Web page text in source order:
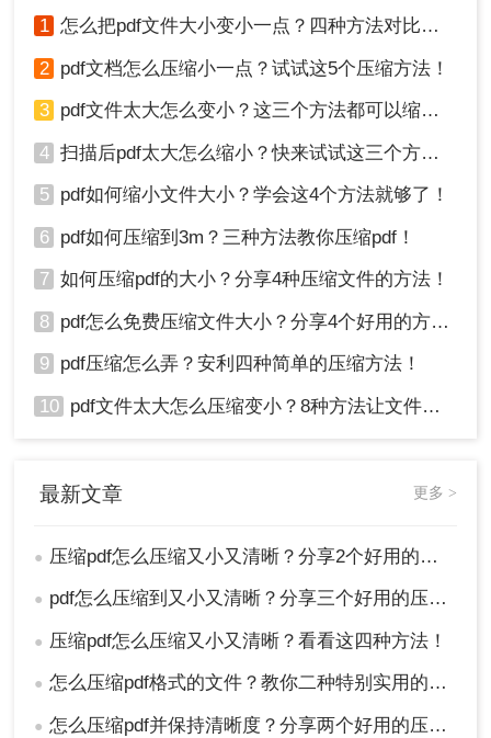
1 怎么把pdf文件大小变小一点？四种方法对比，一看就懂！
2 pdf文档怎么压缩小一点？试试这5个压缩方法！
3 pdf文件太大怎么变小？这三个方法都可以缩小！
4 扫描后pdf太大怎么缩小？快来试试这三个方法！
5 pdf如何缩小文件大小？学会这4个方法就够了！
6 pdf如何压缩到3m？三种方法教你压缩pdf！
7 如何压缩pdf的大小？分享4种压缩文件的方法！
8 pdf怎么免费压缩文件大小？分享4个好用的方法，简单又快捷！
9 pdf压缩怎么弄？安利四种简单的压缩方法！
10 pdf文件太大怎么压缩变小？8种方法让文件轻松"瘦身"！
最新文章 更多 >
● 压缩pdf怎么压缩又小又清晰？分享2个好用的方法！
● pdf怎么压缩到又小又清晰？分享三个好用的压缩方法！
● 压缩pdf怎么压缩又小又清晰？看看这四种方法！
● 怎么压缩pdf格式的文件？教你二种特别实用的方法
● 怎么压缩pdf并保持清晰度？分享两个好用的压缩方法！